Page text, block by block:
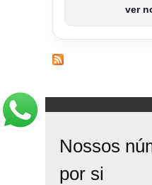
ver
Nossos
por si